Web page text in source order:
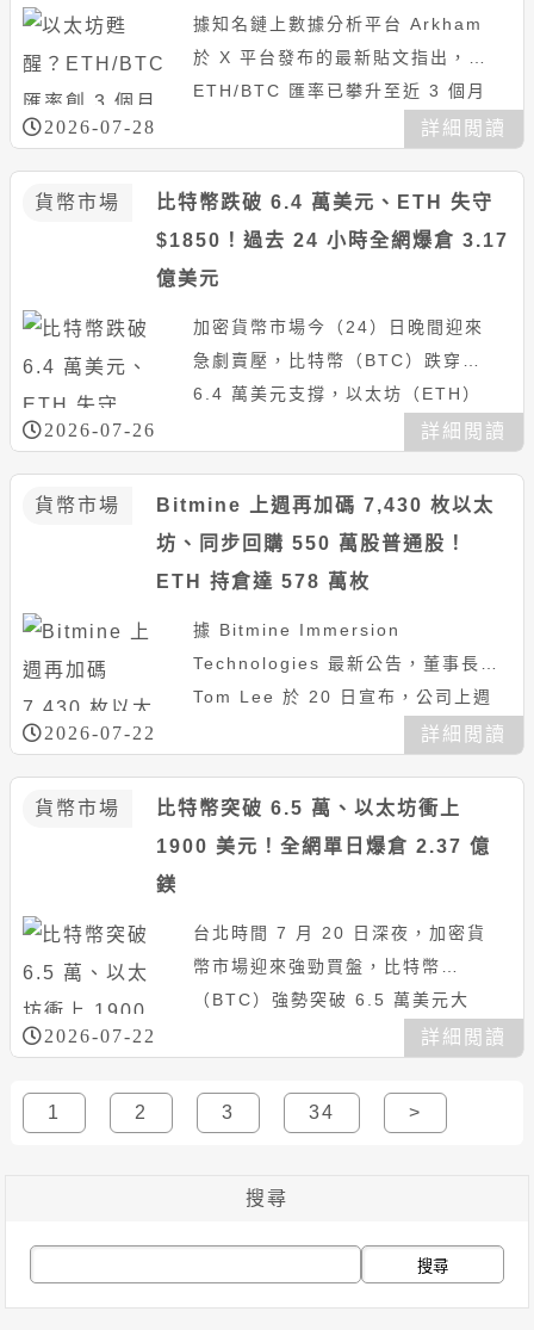
據知名鏈上數據分析平台 Arkham
於 X 平台發布的最新貼文指出，
ETH/BTC 匯率已攀升至近 3 個月
來的最高點。在經歷 2021 至
2026-07-28 詳細閲讀
貨幣市場
比特幣跌破 6.4 萬美元、ETH 失守
$1850！過去 24 小時全網爆倉 3.17
億美元
加密貨幣市場今（24）日晚間迎來
急劇賣壓，比特幣（BTC）跌穿
6.4 萬美元支撐，以太坊（ETH）
也一度失守 1,850 美元大關。據
2026-07-26 詳細閲讀
貨幣市場
Bitmine 上週再加碼 7,430 枚以太
坊、同步回購 550 萬股普通股！
ETH 持倉達 578 萬枚
據 Bitmine Immersion
Technologies 最新公告，董事長
Tom Lee 於 20 日宣布，公司上週
依據 40 億美元計畫回購了約 5...
2026-07-22 詳細閲讀
貨幣市場
比特幣突破 6.5 萬、以太坊衝上
1900 美元！全網單日爆倉 2.37 億
鎂
台北時間 7 月 20 日深夜，加密貨
幣市場迎來強勁買盤，比特幣
（BTC）強勢突破 6.5 萬美元大
關，以太坊（ETH）也一舉衝上
2026-07-22 詳細閲讀
1 2 3 34 >
搜尋